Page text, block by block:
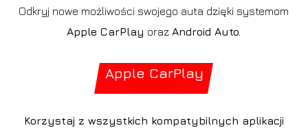
Odkryj nowe możliwości swojego auta dzięki systemom
Apple CarPlay oraz Android Auto.
Apple CarPlay
Korzystaj z wszystkich kompatybilnych aplikacji